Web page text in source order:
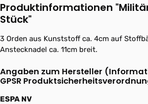
Produktinformationen
Stück"
3 Orden aus Kunststoff ca. 4cm auf
Anstecknadel ca. 11cm breit.
Angaben zum Hersteller
GPSR
ESPA NV